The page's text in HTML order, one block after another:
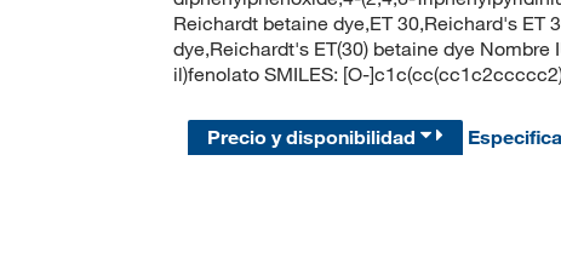
Reichardt betaine dye,ET 30,Reichard's
dye,Reichardt's ET(30) betaine dye
il)fenolato SMILES: [O-
Precio y disponibilidad